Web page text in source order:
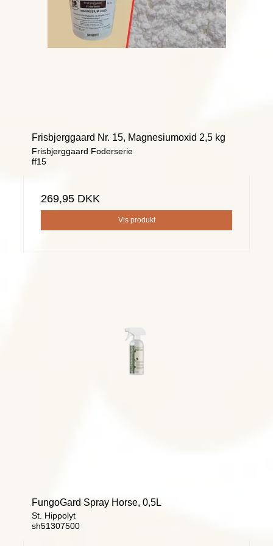
Frisbjerggaard Nr. 15, Magnesiumoxid 2,5 kg
Frisbjerggaard Foderserie
ff15
269,95 DKK
Vis produkt
FungoGard Spray Horse, 0,5L
St. Hippolyt
sh51307500